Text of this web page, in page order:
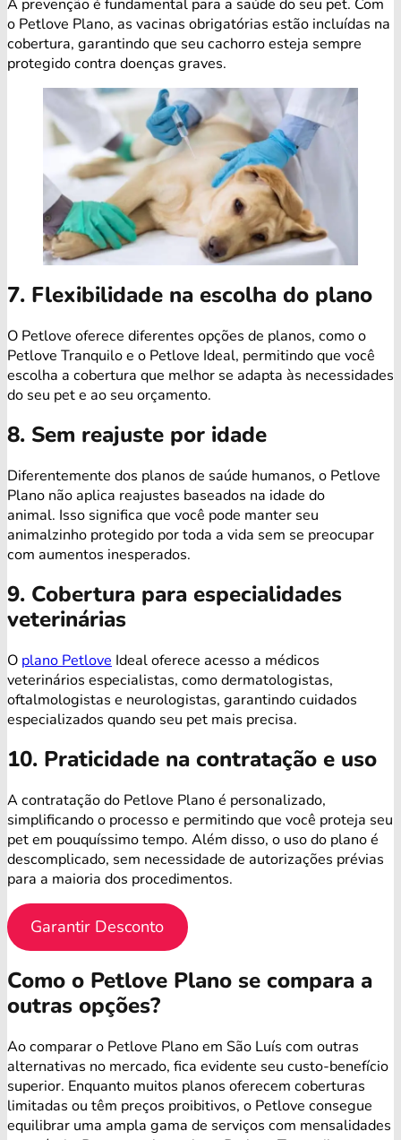
A prevenção é fundamental para a saúde do seu pet. Com
o Petlove Plano, as vacinas obrigatórias estão incluídas na
cobertura, garantindo que seu cachorro esteja sempre
protegido contra doenças graves.
7. Flexibilidade na escolha do plano
O Petlove oferece diferentes opções de planos, como o
Petlove Tranquilo e o Petlove Ideal, permitindo que você
escolha a cobertura que melhor se adapta às necessidades
do seu pet e ao seu orçamento.
8. Sem reajuste por idade
Diferentemente dos planos de saúde humanos, o Petlove
Plano não aplica reajustes baseados na idade do
animal. Isso significa que você pode manter seu
animalzinho protegido por toda a vida sem se preocupar
com aumentos inesperados.
9. Cobertura para especialidades
veterinárias
O plano Petlove Ideal oferece acesso a médicos
veterinários especialistas, como dermatologistas,
oftalmologistas e neurologistas, garantindo cuidados
especializados quando seu pet mais precisa.
10. Praticidade na contratação e uso
A contratação do Petlove Plano é personalizado,
simplificando o processo e permitindo que você proteja seu
pet em pouquíssimo tempo. Além disso, o uso do plano é
descomplicado, sem necessidade de autorizações prévias
para a maioria dos procedimentos.
Garantir Desconto
Como o Petlove Plano se compara a
outras opções?
Ao comparar o Petlove Plano em São Luís com outras
alternativas no mercado, fica evidente seu custo-benefício
superior. Enquanto muitos planos oferecem coberturas
limitadas ou têm preços proibitivos, o Petlove consegue
equilibrar uma ampla gama de serviços com mensalidades